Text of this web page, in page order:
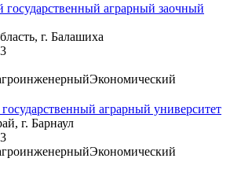
государственный аграрный заочный
г. Балашиха
Экономический
аграрный университет
г. Барнаул
Экономический